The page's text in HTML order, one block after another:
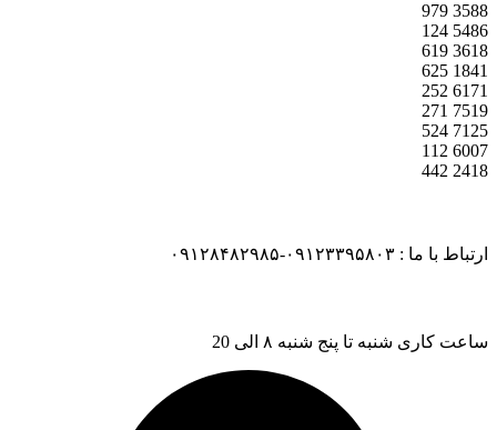
3588
979
5486
124
3618
619
1841
625
6171
252
7519
271
7125
524
6007
112
2418
442
ارتباط با ما : ۰۹۱۲۳۳۹۵۸۰۳-۰۹۱۲۸۴۸۲۹۸۵
ساعت کاری شنبه تا پنج شنبه ۸ الی 20